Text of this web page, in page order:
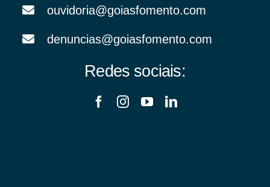
ouvidoria@goiasfomento.com
denuncias@goiasfomento.com
Redes sociais: